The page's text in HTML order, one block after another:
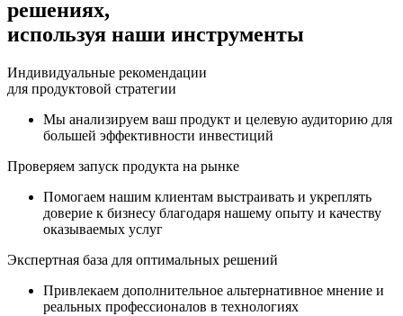
решениях,
используя наши инструменты
Индивидуальные рекомендации
для продуктовой стратегии
Мы анализируем ваш продукт и целевую аудиторию для
большей эффективности инвестиций
Проверяем запуск продукта на рынке
Помогаем нашим клиентам выстраивать и укреплять
доверие к бизнесу благодаря нашему опыту и качеству
оказываемых услуг
Экспертная база для оптимальных решений
Привлекаем дополнительное альтернативное мнение и
реальных профессионалов в технологиях